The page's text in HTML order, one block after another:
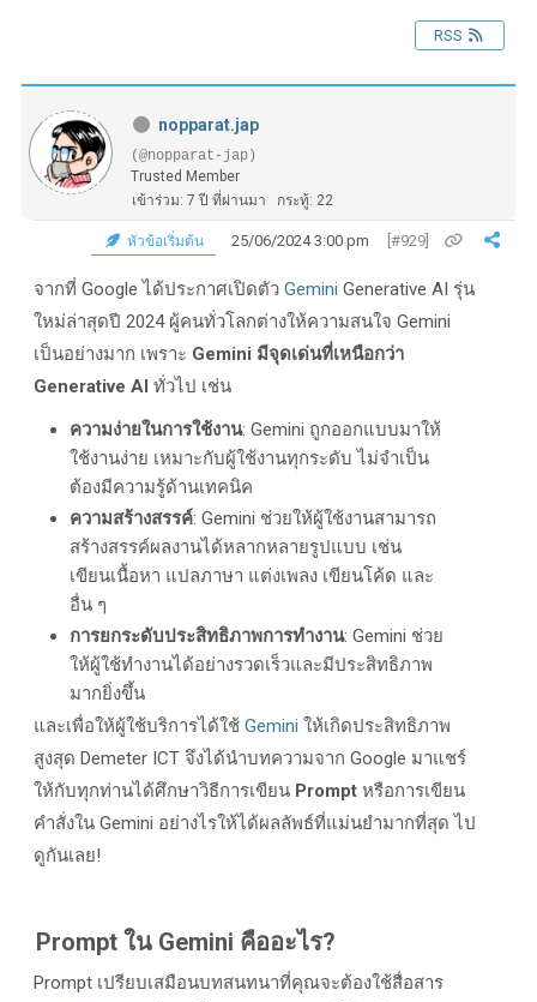
RSS
nopparat.jap
(@nopparat-jap)
Trusted Member
เข้าร่วม: 7 ปี ที่ผ่านมา
กระทู้: 22
หัวข้อเริ่มต้น 25/06/2024 3:00 pm [#929]
จากที่ Google ได้ประกาศเปิดตัว Gemini Generative AI รุ่น
ใหม่ล่าสุดปี 2024 ผู้คนทั่วโลกต่างให้ความสนใจ Gemini
เป็นอย่างมาก เพราะ Gemini มีจุดเด่นที่เหนือกว่า
Generative AI ทั่วไป เช่น
ความง่ายในการใช้งาน: Gemini ถูกออกแบบมาให้
ใช้งานง่าย เหมาะกับผู้ใช้งานทุกระดับ ไม่จำเป็น
ต้องมีความรู้ด้านเทคนิค
ความสร้างสรรค์: Gemini ช่วยให้ผู้ใช้งานสามารถ
สร้างสรรค์ผลงานได้หลากหลายรูปแบบ เช่น
เขียนเนื้อหา แปลภาษา แต่งเพลง เขียนโค้ด และ
อื่น ๆ
การยกระดับประสิทธิภาพการทำงาน: Gemini ช่วย
ให้ผู้ใช้ทำงานได้อย่างรวดเร็วและมีประสิทธิภาพ
มากยิ่งขึ้น
และเพื่อให้ผู้ใช้บริการได้ใช้ Gemini ให้เกิดประสิทธิภาพ
สูงสุด Demeter ICT จึงได้นำบทความจาก Google มาแชร์
ให้กับทุกท่านได้ศึกษาวิธีการเขียน Promptหรือการเขียน
คำสั่งใน Gemini อย่างไรให้ได้ผลลัพธ์ที่แม่นยำมากที่สุด ไป
ดูกันเลย!
Prompt ใน Gemini คืออะไร?
Prompt เปรียบเสมือนบทสนทนาที่คุณจะต้องใช้สื่อสาร